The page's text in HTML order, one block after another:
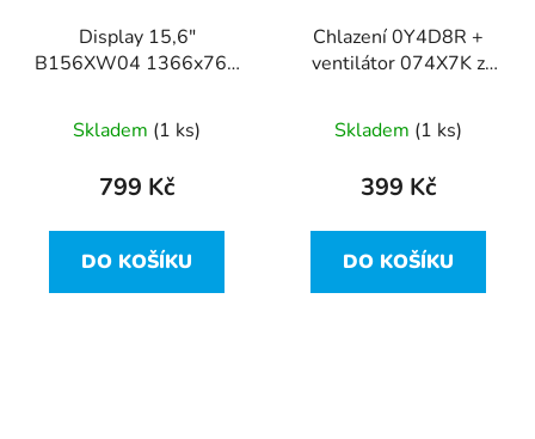
Display 15,6"
B156XW04 1366x768
Inspiron 15R-5521
Skladem (1 ks)
799 Kč
DO KOŠÍKU
Chlazení 0Y4D8R +
ventilátor 074X7K z
Skladem (1 ks)
399 Kč
DO KOŠÍKU